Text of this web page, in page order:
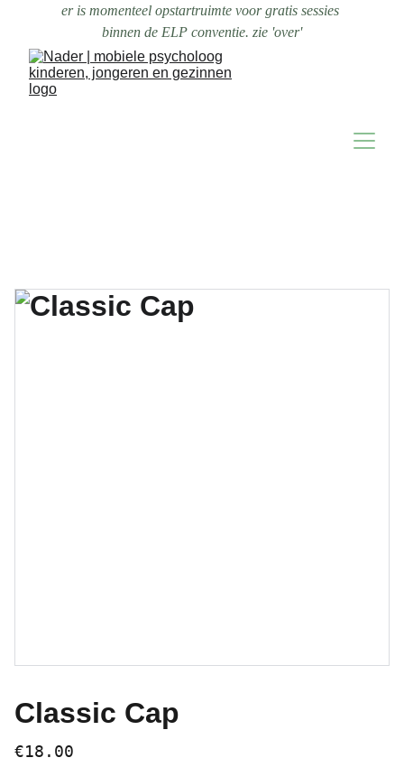
er is momenteel opstartruimte voor gratis sessies
binnen de ELP conventie. zie 'over'
Classic Cap
€18.00